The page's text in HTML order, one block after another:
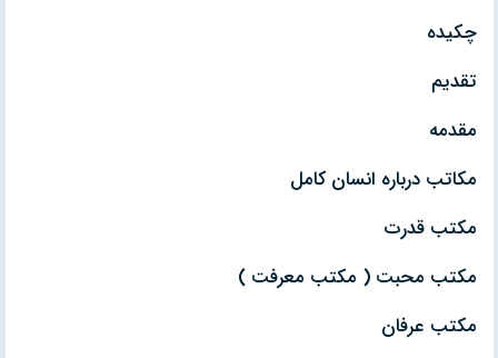
چکیده
تقدیم
مقدمه
مكاتب درباره انسان كامل
مكتب قدرت
مكتب محبت ( مكتب معرفت )
مكتب عرفان